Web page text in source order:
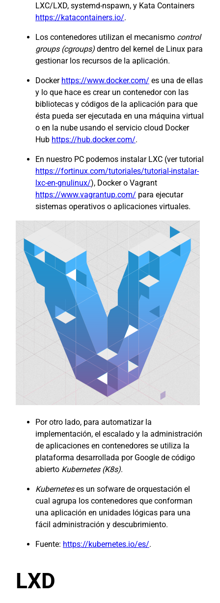
LXC/LXD, systemd-nspawn, y Kata Containers
https://katacontainers.io/.
Los contenedores utilizan el mecanismo control
groups (cgroups) dentro del kernel de Linux para
gestionar los recursos de la aplicación.
Docker https://www.docker.com/ es una de ellas
y lo que hace es crear un contenedor con las
bibliotecas y códigos de la aplicación para que
ésta pueda ser ejecutada en una máquina virtual
o en la nube usando el servicio cloud Docker
Hub https://hub.docker.com/.
En nuestro PC podemos instalar LXC (ver tutorial
https://fortinux.com/tutoriales/tutorial-instalar-
lxc-en-gnulinux/), Docker o Vagrant
https://www.vagrantup.com/ para ejecutar
sistemas operativos o aplicaciones virtuales.
Por otro lado, para automatizar la
implementación, el escalado y la administración
de aplicaciones en contenedores se utiliza la
plataforma desarrollada por Google de código
abierto Kubernetes (K8s).
Kuberneteses un sofware de orquestación el
cual agrupa los contenedores que conforman
una aplicación en unidades lógicas para una
fácil administración y descubrimiento.
Fuente: https://kubernetes.io/es/.
LXD